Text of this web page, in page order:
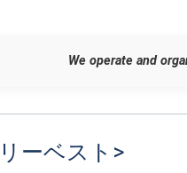
We operate and
ーベスト>